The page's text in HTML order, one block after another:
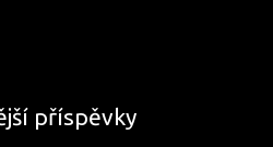
příspěvky